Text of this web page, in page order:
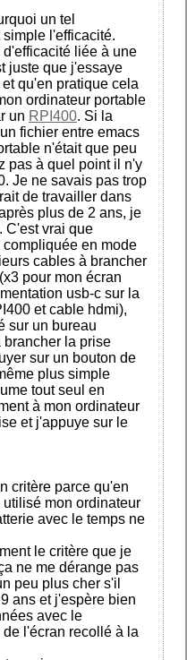
un tel
l'efficacité.
liée à une
juste que j'essaye
qu'en pratique cela
ordinateur portable
un RPI400. Si la
fichier entre emacs
n'était que peu
pas à quel point il n'y
Je ne savais pas trop
de travailler dans
plus de 2 ans, je
C'est vrai que
en mode
cables à brancher
pour mon écran
usb-c sur la
et cable hdmi),
sur un bureau
brancher la prise
sur un bouton de
plus simple
tout seul en
à mon ordinateur
et j'appuye sur le
critère parce qu'en
mon ordinateur
avec le temps ne
le critère que je
ne me dérange pas
peu plus cher s'il
ans et j'espère bien
avec le
l'écran recollé à la